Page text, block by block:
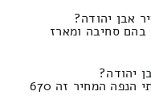
אבן יהודה?
בהם סחיבה ומארז
יהודה?
עלות העברה של קרמיקות בזיווג שירותי הנפה המחיר זה 670